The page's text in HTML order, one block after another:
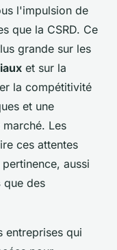
l'impulsion de
que la CSRD. Ce
grande sur les
et sur la
la compétitivité
et une
Les
ces attentes
aussi
que des
entreprises qui